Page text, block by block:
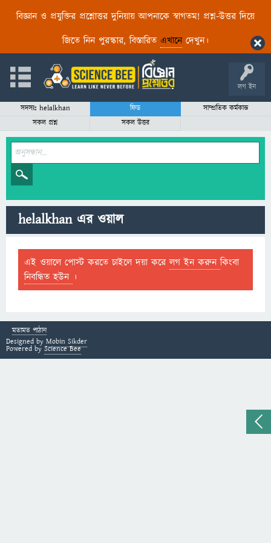
বিজ্ঞান ও প্রযুক্তির প্রশ্নোত্তর দুনিয়ায় আপনাকে স্বাগতম! প্রশ্ন-উত্তর দিয়ে
জিতে নিন পুরস্কার, বিস্তারিত এখানেদেখুন।
লগ ইন
সদস্যঃ helalkhan ফিড
সাম্প্রতিক কর্মকান্ড
সকল প্রশ্ন
সকল উত্তর
helalkhan এর ওয়াল
এই ওয়ালে পোস্ট করতে চাইলে দয়া করেলগ ইন করুনকিংবা
নিবন্ধিত হউন ।
মতামত পাঠান
Designed by Mobin Sikder
Powered by Science Bee